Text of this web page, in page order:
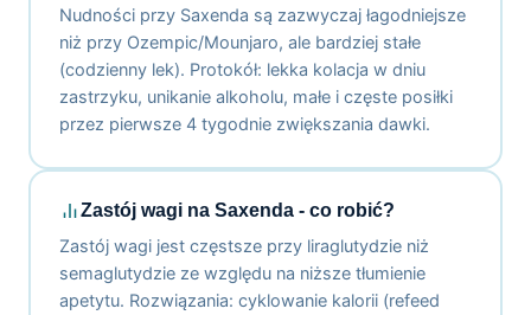
Nudności przy Saxenda są zazwyczaj łagodniejsze
niż przy Ozempic/Mounjaro, ale bardziej stałe
(codzienny lek). Protokół: lekka kolacja w dniu
zastrzyku, unikanie alkoholu, małe i częste posiłki
przez pierwsze 4 tygodnie zwiększania dawki.
Zastój wagi na Saxenda - co robić?
Zastój wagi jest częstsze przy liraglutydzie niż
semaglutydzie ze względu na niższe tłumienie
apetytu. Rozwiązania: cyklowanie kalorii (refeed